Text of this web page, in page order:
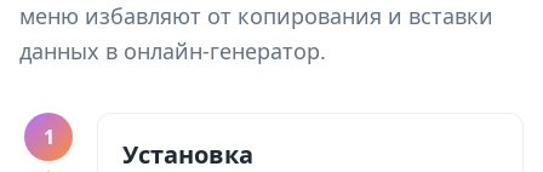
меню избавляют от копирования и вставки
данных в онлайн-генератор.
1
Установка